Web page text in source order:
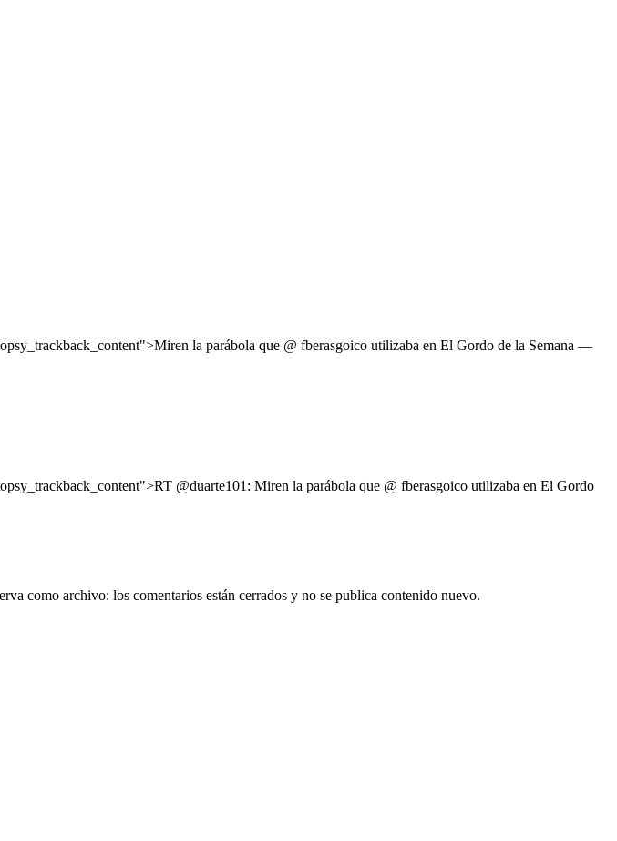
la parábola que @ fberasgoico utilizaba en El Gordo de la Semana —
@duarte101: Miren la parábola que @ fberasgoico utilizaba en El Gordo
como archivo: los comentarios están cerrados y no se publica contenido nuevo.